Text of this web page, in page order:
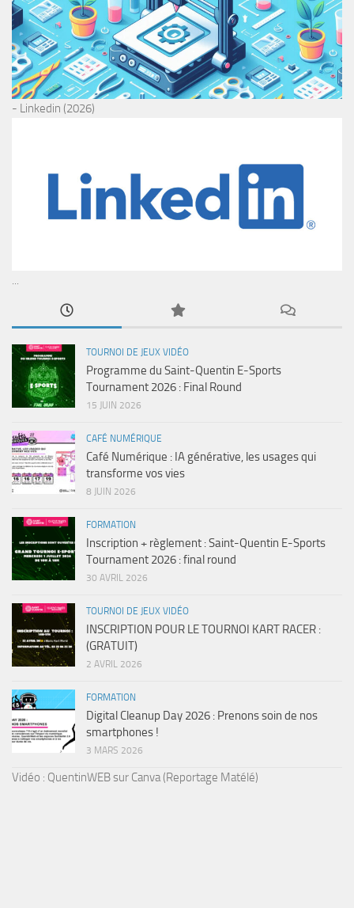
- Linkedin (2026)
...
TOURNOI DE JEUX VIDÉO
Programme du Saint-Quentin E-Sports
Tournament 2026 : Final Round
15 JUIN 2026
CAFÉ NUMÉRIQUE
Café Numérique : IA générative, les usages qui
transforme vos vies
8 JUIN 2026
FORMATION
Inscription + règlement : Saint-Quentin E-Sports
Tournament 2026 : final round
30 AVRIL 2026
TOURNOI DE JEUX VIDÉO
INSCRIPTION POUR LE TOURNOI KART RACER :
(GRATUIT)
2 AVRIL 2026
FORMATION
Digital Cleanup Day 2026 : Prenons soin de nos
smartphones !
3 MARS 2026
Vidéo : QuentinWEB sur Canva (Reportage Matélé)